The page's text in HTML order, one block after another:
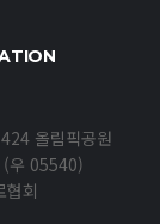
올림픽공원
(우 05540)
협회